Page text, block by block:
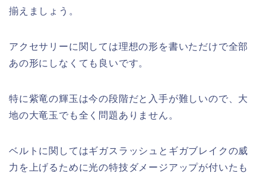
揃えましょう。
アクセサリーに関しては理想の形を書いただけで全部
あの形にしなくても良いです。
特に紫竜の輝玉は今の段階だと入手が難しいので、大
地の大竜玉でも全く問題ありません。
ベルトに関してはギガスラッシュとギガブレイクの威
力を上げるために光の特技ダメージアップが付いたも